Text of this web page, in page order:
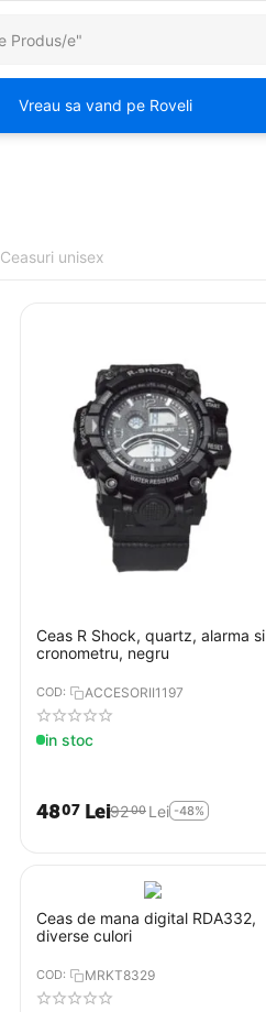
Vreau sa vand pe Roveli
Ceasuri unisex
Ceas R Shock, quartz, alarma si
cronometru, negru
COD: ACCESORII1197
in stoc
4807 Lei9200 Lei -48%
Ceas de mana digital RDA332,
diverse culori
COD: MRKT8329